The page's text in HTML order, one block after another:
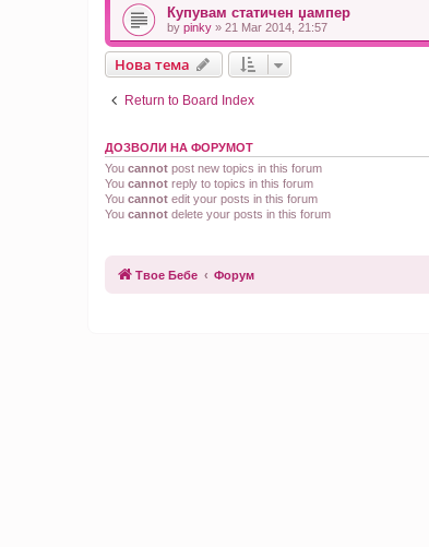
Купувам статичен џампер
by pinky » 21 Mar 2014, 21:57
Нова тема
Return to Board Index
ДОЗВОЛИ НА ФОРУМОТ
You cannot post new topics in this forum
You cannot reply to topics in this forum
You cannot edit your posts in this forum
You cannot delete your posts in this forum
Твое Бебе Форум